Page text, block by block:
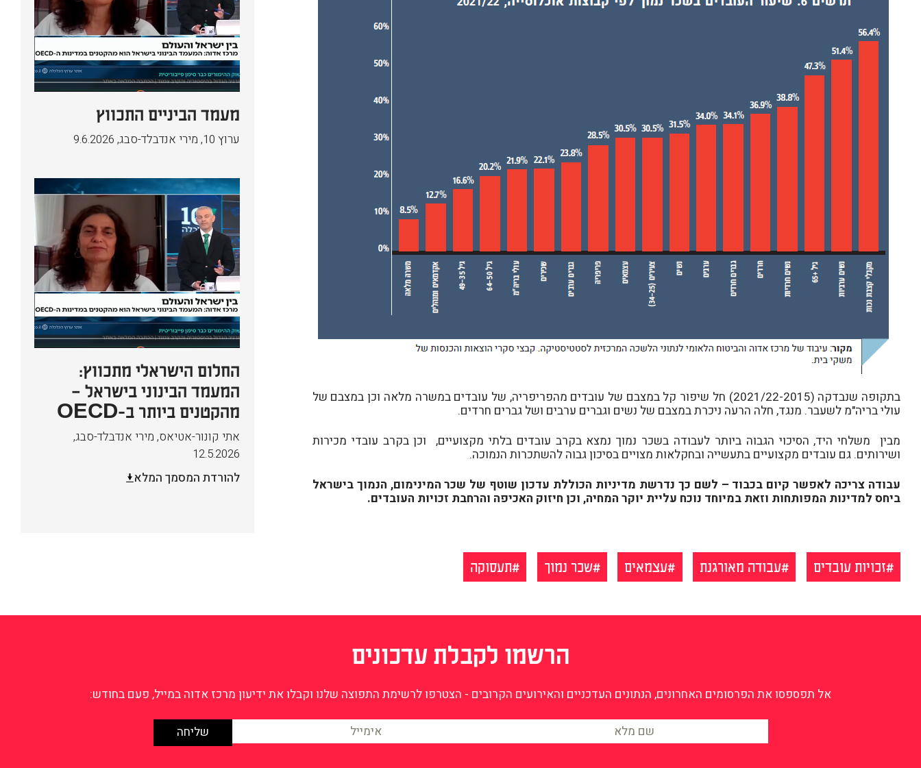
בתקופה שנבדקה (2021/22-2015) חל שיפור קל במצבם של עובדים מהפריפריה, של עובדים במשרה מלאה וכן במצבם של
עולי בריה"מ לשעבר. מנגד, חלה הרעה ניכרת במצבם של נשים וגברים ערבים ושל גברים חרדים.
מבין משלחי היד, הסיכוי הגבוה ביותר לעבודה בשכר נמוך נמצא בקרב עובדים בלתי מקצועיים, וכן בקרב עובדי מכירות
ושירותים. גם עובדים מקצועיים בתעשייה ובחקלאות מצויים בסיכון גבוה להשתכרות הנמוכה.
עבודה צריכה לאפשר קיום בכבוד – לשם כך נדרשת מדיניות הכוללת עדכון שוטף של שכר המינימום, הנמוך בישראל
ביחס למדינות המפותחות וזאת במיוחד נוכח עליית יוקר המחיה, וכן חיזוק האכיפה והרחבת זכויות העובדים.
זכויות עובדים עבודה מאורגנת עצמאים שכר נמוך תעסוקה
מעמד הביניים התכווץ
ערוץ 10, מירי אנדבלד-סבג ,
9.6.2026
החלום הישראלי מתכווץ:
המעמד הבינוני בישראל –
מהקטנים ביותר ב-OECD
אתי קונור-אטיאס, מירי אנדבלד-סבג,
12.5.2026
להורדת המסמך המלא
הרשמו לקבלת עדכונים
אל תפספסו את הפרסומים האחרונים, הנתונים העדכניים והאירועים הקרובים - הצטרפו לרשימת התפוצה שלנו וקבלו את ידיעון מרכז אדוה במייל, פעם בחודש: